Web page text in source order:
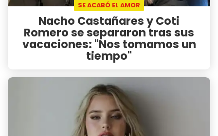
SE ACABÓ EL AMOR
Nacho Castañares y Coti
Romero se separaron tras sus
vacaciones: "Nos tomamos un
tiempo"